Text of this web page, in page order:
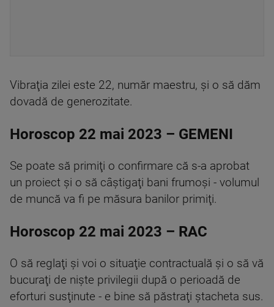
Vibraţia zilei este 22, număr maestru, şi o să dăm
dovadă de generozitate.
Horoscop 22 mai 2023 – GEMENI
Se poate să primiţi o confirmare că s-a aprobat
un proiect şi o să câştigaţi bani frumoşi - volumul
de muncă va fi pe măsura banilor primiţi.
Horoscop 22 mai 2023 – RAC
O să reglaţi şi voi o situaţie contractuală şi o să vă
bucuraţi de nişte privilegii după o perioadă de
eforturi susţinute - e bine să păstraţi ștacheta sus.